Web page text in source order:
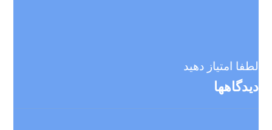
لطفا امتیاز دهید
دیدگاهها